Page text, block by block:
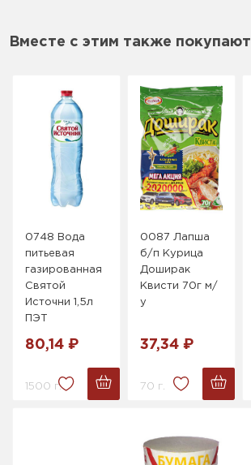
Вместе с этим также покупают
0748 Вода
питьевая
газированная
Святой
Источни 1,5л
ПЭТ
80,14 ₽
1500 г.
0087 Лапша
б/п Курица
Доширак
Квисти 70г м/
у
37,34 ₽
70 г.